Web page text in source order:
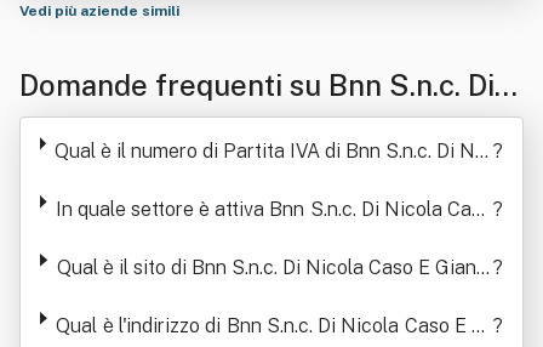
Vedi più aziende simili
Domande frequenti su Bnn S.n.c. Di N
icola Caso E Giannicola Salvatore Cu
Qual è il numero di Partita IVA di Bnn S.n.c. Di Nic ?
In quale settore è attiva Bnn S.n.c. Di Nicola Caso ?
Qual è il sito di Bnn S.n.c. Di Nicola Caso E Gianni ?
Qual è l'indirizzo di Bnn S.n.c. Di Nicola Caso E Gi ?